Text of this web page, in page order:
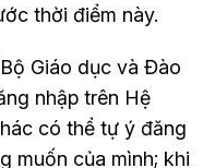
thời điểm này.
Giáo dục và Đào
nhập trên Hệ
có thể tự ý đăng
muốn của mình; khi